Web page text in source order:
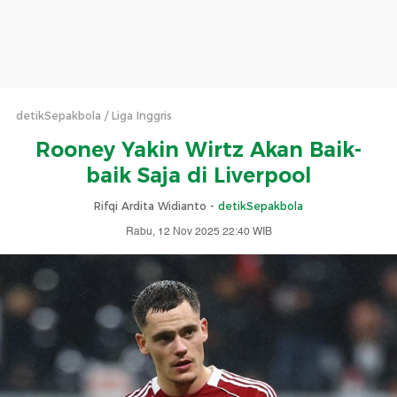
detikSepakbola Liga Inggris
Rooney Yakin Wirtz Akan Baik-
baik Saja di Liverpool
Rifqi Ardita Widianto - detikSepakbola
Rabu, 12 Nov 2025 22:40 WIB